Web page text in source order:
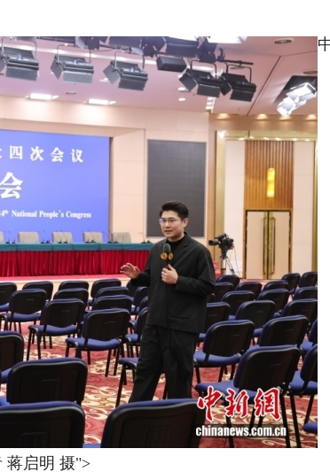
蒋启明 摄">